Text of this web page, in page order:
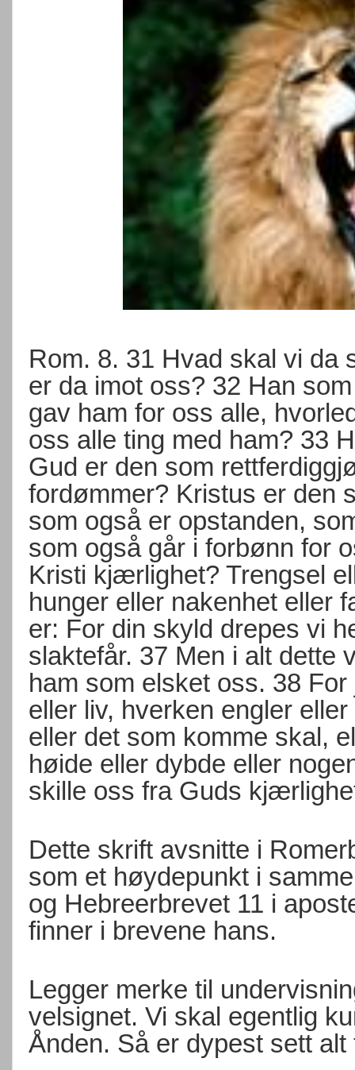
Rom. 8. 31 Hvad skal vi da
er da imot oss? 32 Han
gav ham for oss alle,
oss alle ting med ham? 33
Gud er den som
fordømmer? Kristus er den
som også er opstanden,
som også går i forbønn for
Kristi kjærlighet? Trengsel
hunger eller nakenhet eller
er: For din skyld drepes vi
slaktefår. 37 Men i alt dette
ham som elsket oss. 38
eller liv, hverken engler
eller det som komme skal,
høide eller dybde eller
skille oss fra Guds
Dette skrift avsnitte i
som et høydepunkt i
og Hebreerbrevet 11 i
finner i brevene hans.
Legger merke til
velsignet. Vi skal egentlig
Ånden. Så er dypest sett alt